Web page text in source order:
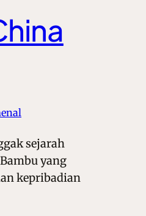
sejarah
yang
kepribadian